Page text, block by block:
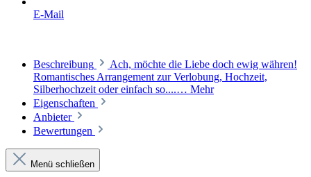
E-Mail
Beschreibung
Ach, möchte die Liebe doch ewig währen!
Romantisches Arrangement zur Verlobung, Hochzeit,
Silberhochzeit oder einfach so....… Mehr
Eigenschaften
Anbieter
Bewertungen
Menü schließen